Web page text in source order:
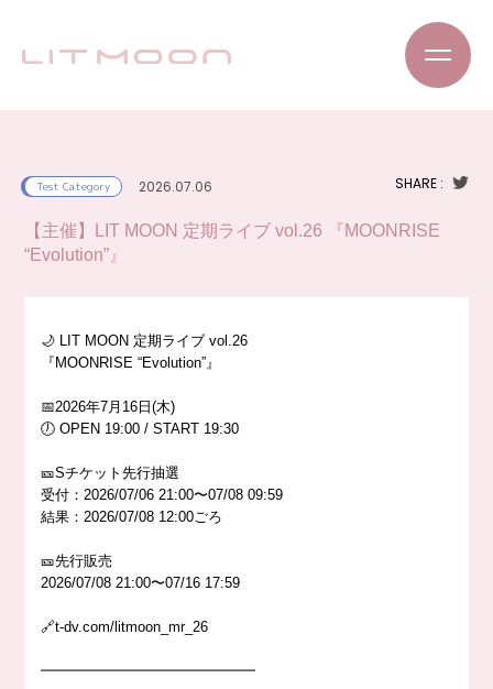
Test Category 2026.07.06 SHARE :
【主催】LIT MOON 定期ライブ vol.26 『MOONRISE
“Evolution”』
🌙 LIT MOON 定期ライブ vol.26
『MOONRISE “Evolution”』
📅2026年7月16日(木)
🕖 OPEN 19:00 / START 19:30
🎫Sチケット先行抽選
受付：2026/07/06 21:00〜07/08 09:59
結果：2026/07/08 12:00ごろ
🎫先行販売
2026/07/08 21:00〜07/16 17:59
🔗t-dv.com/litmoon_mr_26
━━━━━━━━━━━━━━━